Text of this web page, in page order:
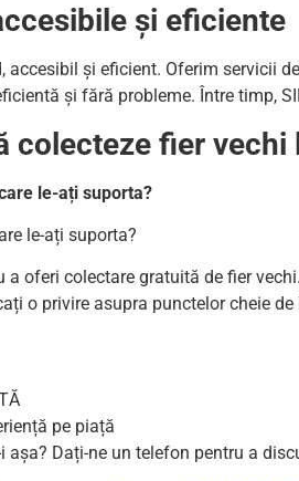
și eficiente
accesibil și eficient. Oferim servicii
și fără probleme. Între timp,
colecteze fier vechi
le-ați suporta?
le-ați suporta?
a oferi colectare gratuită de fier
o privire asupra punctelor cheie
pe piață
Dați-ne un telefon pentru a